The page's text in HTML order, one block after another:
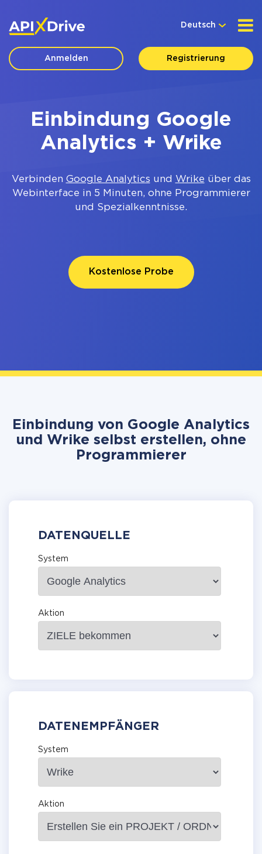
Deutsch
Anmelden Registrierung
Einbindung Google
Analytics + Wrike
Verbinden Google Analytics und Wrike über das
Webinterface in 5 Minuten, ohne Programmierer
und Spezialkenntnisse.
Kostenlose Probe
Einbindung von Google Analytics
und Wrike selbst erstellen, ohne
Programmierer
DATENQUELLE
System
Aktion
DATENEMPFÄNGER
System
Aktion